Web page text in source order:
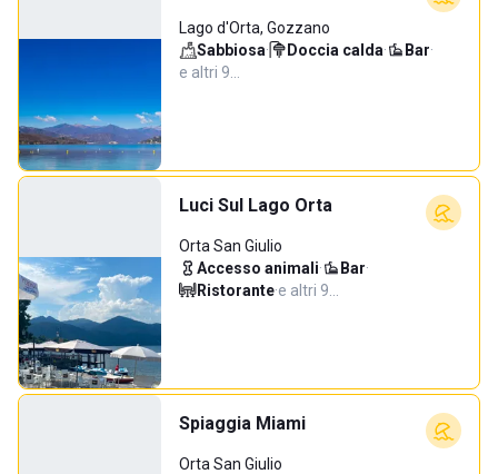
Lago d'Orta, Gozzano
Sabbiosa· Doccia calda· Bar·
e altri 9…
Luci Sul Lago Orta
Orta San Giulio
Accesso animali· Bar·
Ristorante·e altri 9…
Spiaggia Miami
Orta San Giulio